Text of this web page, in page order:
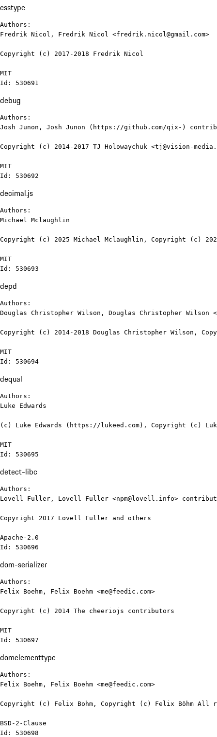
csstype
Authors:
Fredrik Nicol, Fredrik Nicol <fredrik.nicol@gmail.com>
Copyright (c) 2017-2018 Fredrik Nicol
MIT
Id: 530691
debug
Authors:
Josh Junon, Josh Junon (https://github.com/qix-)
Copyright (c) 2014-2017 TJ Holowaychuk <tj@vision-
MIT
Id: 530692
decimal.js
Authors:
Michael Mclaughlin
Copyright (c) 2025 Michael Mclaughlin, Copyright (c) 2025
MIT
Id: 530693
depd
Authors:
Douglas Christopher Wilson, Douglas Christopher Wilson
Copyright (c) 2014-2018 Douglas Christopher Wilson,
MIT
Id: 530694
dequal
Authors:
Luke Edwards
(c) Luke Edwards (https://lukeed.com), Copyright (c) Luke
MIT
Id: 530695
detect-libc
Authors:
Lovell Fuller, Lovell Fuller <npm@lovell.info>
Copyright 2017 Lovell Fuller and others
Apache-2.0
Id: 530696
dom-serializer
Authors:
Felix Boehm, Felix Boehm <me@feedic.com>
Copyright (c) 2014 The cheeriojs contributors
MIT
Id: 530697
domelementtype
Authors:
Felix Boehm, Felix Boehm <me@feedic.com>
Copyright (c) Felix Bohm, Copyright (c) Felix Böhm All
BSD-2-Clause
Id: 530698